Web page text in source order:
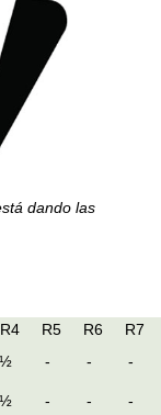
dando las
R4 R5 R6 R7
½ - -
-
½ - - -